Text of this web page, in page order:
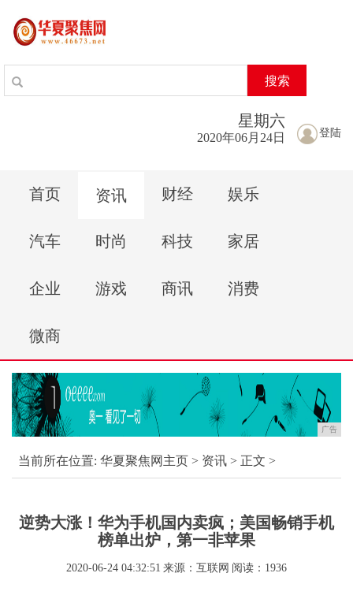
搜索
登陆
星期六
2020年06月24日
首页 资讯 财经 娱乐
汽车 时尚 科技 家居
企业 游戏 商讯 消费
微商
广告
当前所在位置: 华夏聚焦网主页 > 资讯 > 正文 >
逆势大涨！华为手机国内卖疯；美国畅销手机
榜单出炉，第一非苹果
2020-06-24 04:32:51 来源：互联网 阅读：1936